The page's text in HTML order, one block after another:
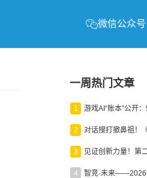
微信公众号
一周热门文章
1
2
3 见证创新力量！第
4